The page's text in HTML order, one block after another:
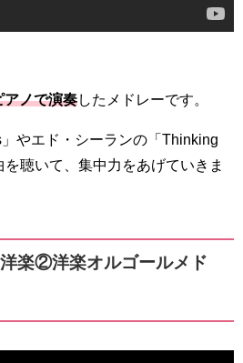
アノで演奏したメドレーです。
やエド・シーランの「Thinking
聴いて、集中力をあげていきま
楽②洋楽オルゴールメド